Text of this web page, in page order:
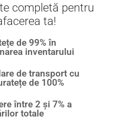
completă pentru
ta!
de 99% în
inventarului
de transport cu
de 100%
între 2 și 7% a
totale